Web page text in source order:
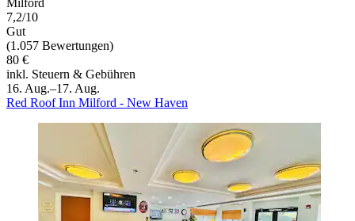
7,2/10
Gut
(1.057 Bewertungen)
80 €
inkl. Steuern & Gebühren
16. Aug.–17. Aug.
Red Roof Inn Milford - New Haven